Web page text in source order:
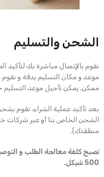
الشحن والتسليم
نقوم بالإتصال مباشرة بك
موعد و مكان التسليم بدقة و
ممكن. يمكن تأجيل موعد
بعد تأكيد عملية الشراء، نقوم
الشحن الخاص بنا أو عبر
منطقتك).
تصبح كلفة معالجة الطلب و
500 شيكل.